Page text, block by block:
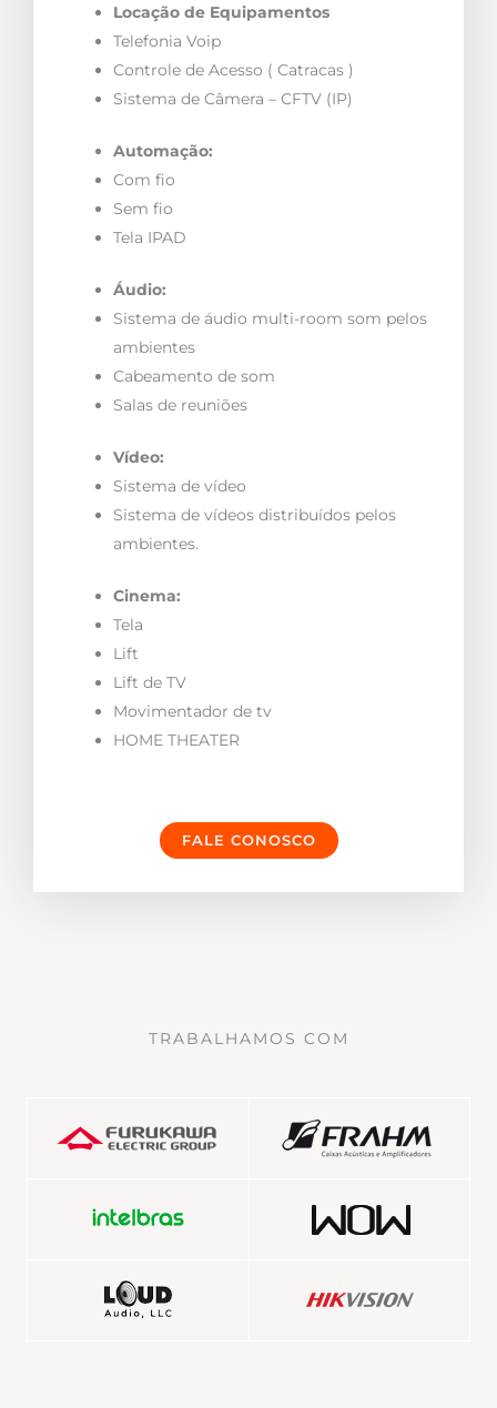
Locação de Equipamentos
Telefonia Voip
Controle de Acesso ( Catracas )
Sistema de Câmera – CFTV (IP)
Automação:
Com fio
Sem fio
Tela IPAD
Áudio:
Sistema de áudio multi-room som pelos
ambientes
Cabeamento de som
Salas de reuniões
Vídeo:
Sistema de vídeo
Sistema de vídeos distribuídos pelos
ambientes.
Cinema:
Tela
Lift
Lift de TV
Movimentador de tv
HOME THEATER
FALE CONOSCO
TRABALHAMOS COM